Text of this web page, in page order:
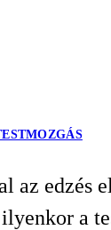
az edzés
a